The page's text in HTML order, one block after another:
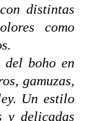
distintas
como
del boho en
gamuzas,
Un estilo
y delicadas